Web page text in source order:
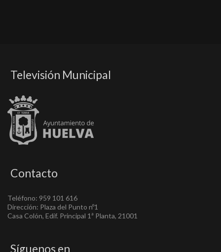
Televisión Municipal
Contacto
Teléfono: 959 101 616
Dirección: Plaza del Punto nº1
Casa Colón, Edif. Principal 1ª Planta, 21001
Síguenos en